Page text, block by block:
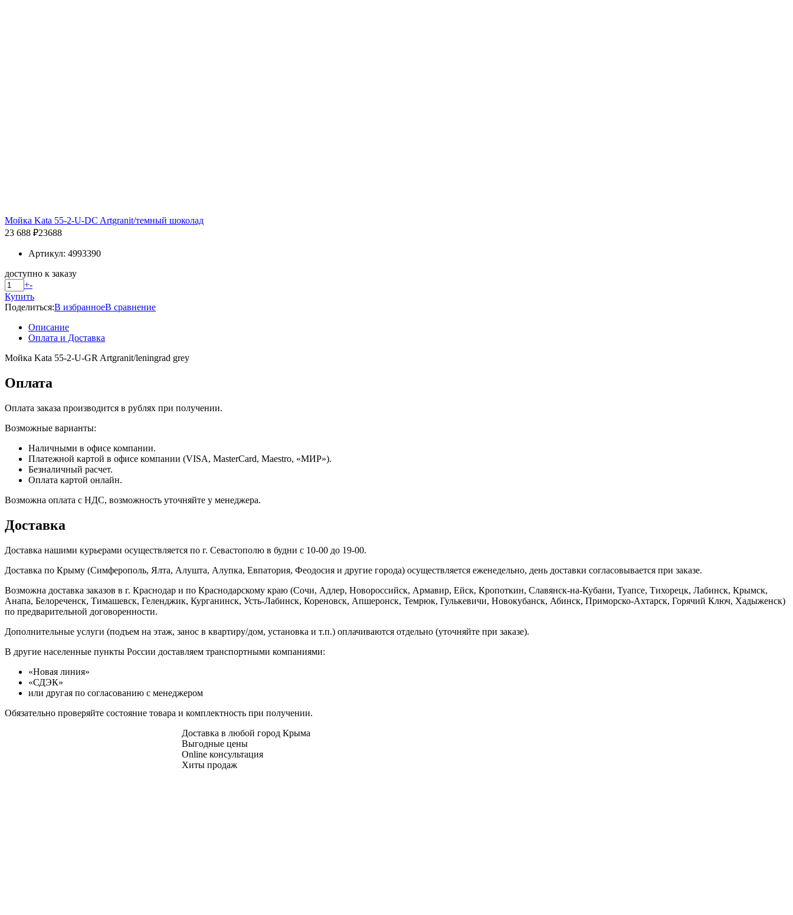
Мойка Kata 55-2-U-DC Artgranit/темный шоколад
23 688 ₽23688
Артикул: 4993390
доступно к заказу
+-
Купить
Поделиться:В избранноеВ сравнение
Описание
Оплата и Доставка
Мойка Kata 55-2-U-GR Artgranit/leningrad grey
Оплата
Оплата заказа производится в рублях при получении.
Возможные варианты:
Наличными в офисе компании.
Платежной картой в офисе компании (VISA, MasterCard, Maestro, «МИР»).
Безналичный расчет.
Оплата картой онлайн.
Возможна оплата с НДС, возможность уточняйте у менеджера.
Доставка
Доставка нашими курьерами осуществляется по г. Севастополю в будни с 10-00 до 19-00.
Доставка по Крыму (Симферополь, Ялта, Алушта, Алупка, Евпатория, Феодосия и другие города) осуществляется еженедельно, день доставки согласовывается при заказе.
Возможна доставка заказов в г. Краснодар и по Краснодарскому краю (Сочи, Адлер, Новороссийск, Армавир, Ейск, Кропоткин, Славянск-на-Кубани, Туапсе, Тихорецк, Лабинск, Крымск,
Анапа, Белореченск, Тимашевск, Геленджик, Курганинск, Усть-Лабинск, Кореновск, Апшеронск, Темрюк, Гулькевичи, Новокубанск, Абинск, Приморско-Ахтарск, Горячий Ключ, Хадыженск)
по предварительной договоренности.
Дополнительные услуги (подъем на этаж, занос в квартиру/дом, установка и т.п.) оплачиваются отдельно (уточняйте при заказе).
В другие населенные пункты России доставляем транспортными компаниями:
«Новая линия»
«СДЭК»
или другая по согласованию с менеджером
Обязательно проверяйте состояние товара и комплектность при получении.
Доставка в любой город Крыма
Выгодные цены
Online консультация
Хиты продаж